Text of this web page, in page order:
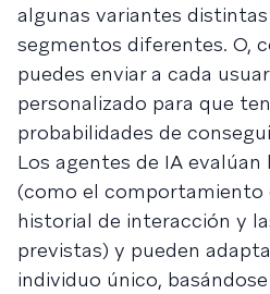
algunas variantes distintas
segmentos diferentes. O,
puedes enviar a cada
personalizado para que
probabilidades de
Los agentes de IA
(como el comportamiento
historial de interacción y
previstas) y pueden
individuo único,